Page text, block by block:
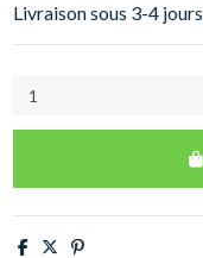
Livraison sous 3-4 jours